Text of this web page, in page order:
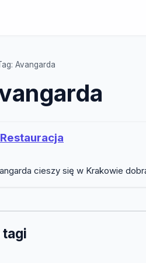
Avangarda
cieszy się w Krakowie
tagi